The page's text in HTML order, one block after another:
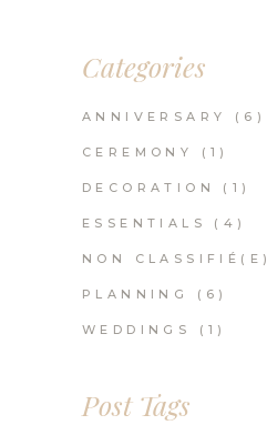
Categories
ANNIVERSARY (6)
CEREMONY (1)
DECORATION (1)
ESSENTIALS (4)
NON CLASSIFIÉ(E)
PLANNING (6)
WEDDINGS (1)
Post Tags